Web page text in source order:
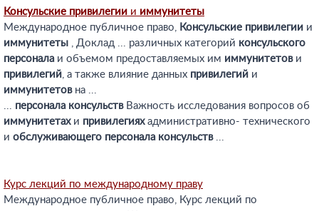
Консульские привилегии и иммунитеты
Международное публичное право, Консульские привилегии и
иммунитеты , Доклад ... различных категорий консульского
персонала и объемом предоставляемых им иммунитетови
привилегий, а также влияние данных привилегий и
иммунитетовна ...
... персонала консульствВажность исследования вопросов об
иммунитетахи привилегияхадминистративно- технического
и обслуживающего персонала консульств...
Курс лекций по международному праву
Международное публичное право, Курс лекций по